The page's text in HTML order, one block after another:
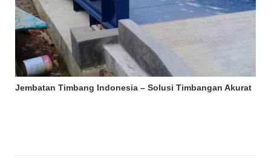
Jembatan Timbang Indonesia – Solusi Timbangan Akurat